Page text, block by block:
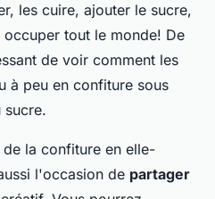
les cuire, ajouter le sucre,
tout le monde! De
de voir comment les
à peu en confiture sous
sucre.
la confiture en elle-
l'occasion de partager